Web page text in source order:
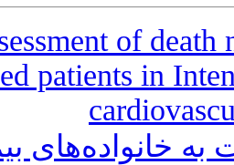
of
patients in
خانواده‌های